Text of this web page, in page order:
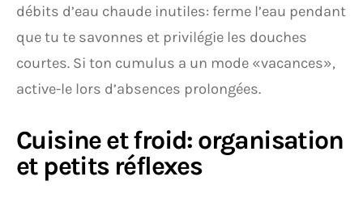
débits d’eau chaude inutiles: ferme l’eau pendant
que tu te savonnes et privilégie les douches
courtes. Si ton cumulus a un mode «vacances»,
active-le lors d’absences prolongées.
Cuisine et froid: organisation
et petits réflexes